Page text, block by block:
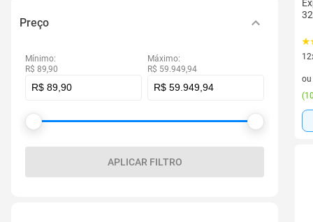
Preço
Mínimo:
R$ 89,90
Máximo:
R$ 59.949,94
APLICAR FILTRO
ou
(